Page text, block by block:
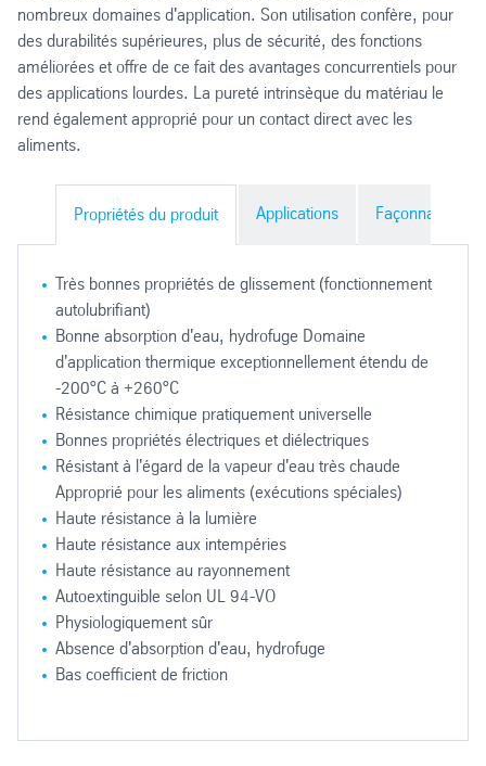
nombreux domaines d'application. Son utilisation confère, pour
des durabilités supérieures, plus de sécurité, des fonctions
améliorées et offre de ce fait des avantages concurrentiels pour
des applications lourdes. La pureté intrinsèque du matériau le
rend également approprié pour un contact direct avec les
aliments.
Propriétés du produit Applications Façonnages
Très bonnes propriétés de glissement (fonctionnement
autolubrifiant)
Bonne absorption d'eau, hydrofuge Domaine
d'application thermique exceptionnellement étendu de
-200°C à +260°C
Résistance chimique pratiquement universelle
Bonnes propriétés électriques et diélectriques
Résistant à l'égard de la vapeur d'eau très chaude
Approprié pour les aliments (exécutions spéciales)
Haute résistance à la lumière
Haute résistance aux intempéries
Haute résistance au rayonnement
Autoextinguible selon UL 94-VO
Physiologiquement sûr
Absence d'absorption d'eau, hydrofuge
Bas coefficient de friction